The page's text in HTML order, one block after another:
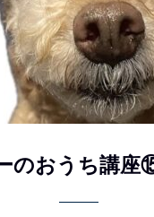
のおうち講